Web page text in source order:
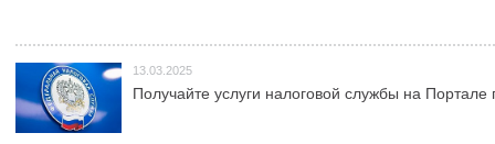
13.03.2025
Получайте услуги налоговой службы на Портале